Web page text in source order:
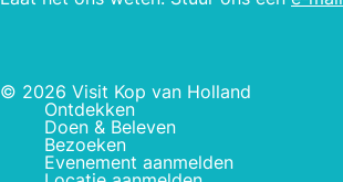
© 2026 Visit Kop van Holland
Ontdekken
Doen & Beleven
Bezoeken
Evenement aanmelden